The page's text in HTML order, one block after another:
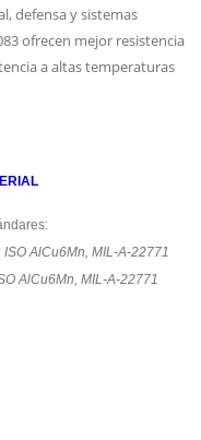
defensa y sistemas
ofrecen mejor resistencia
a altas temperaturas
AlCu6Mn, MIL-A-22771
AlCu6Mn, MIL-A-22771